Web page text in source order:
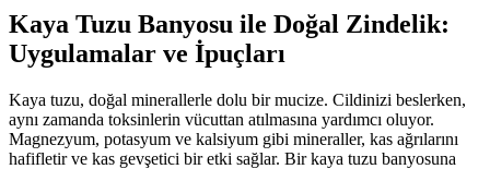
Kaya Tuzu Banyosu ile Doğal Zindelik:
Uygulamalar ve İpuçları
Kaya tuzu, doğal minerallerle dolu bir mucize. Cildinizi beslerken,
aynı zamanda toksinlerin vücuttan atılmasına yardımcı oluyor.
Magnezyum, potasyum ve kalsiyum gibi mineraller, kas ağrılarını
hafifletir ve kas gevşetici bir etki sağlar. Bir kaya tuzu banyosuna